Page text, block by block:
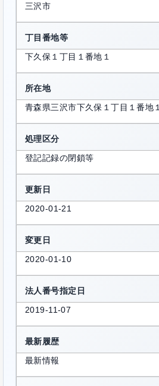
三沢市
丁目番地等
下久保１丁目１番地１
所在地
青森県三沢市下久保１丁目１番地１
処理区分
登記記録の閉鎖等
更新日
2020-01-21
変更日
2020-01-10
法人番号指定日
2019-11-07
最新履歴
最新情報